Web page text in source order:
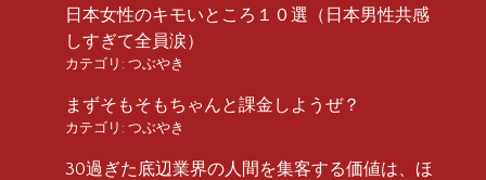
日本女性のキモいところ１０選（日本男性共感
しすぎて全員涙）
カテゴリ: つぶやき
まずそもそもちゃんと課金しようぜ？
カテゴリ: つぶやき
30過ぎた底辺業界の人間を集客する価値は、ほ